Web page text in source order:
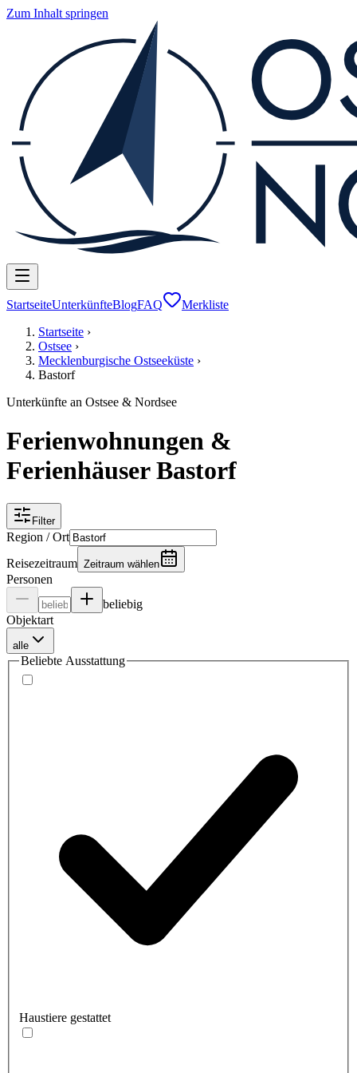
Zum Inhalt springen
StartseiteUnterkünfteBlogFAQ
Merkliste
Startseite ›
Ostsee ›
Mecklenburgische Ostseeküste ›
Bastorf
Unterkünfte an Ostsee & Nordsee
Ferienwohnungen &
Ferienhäuser Bastorf
Filter
Region / Ort
Reisezeitraum Zeitraum wählen
Personen
beliebig
Objektart
alle
Beliebte Ausstattung
Haustiere gestattet